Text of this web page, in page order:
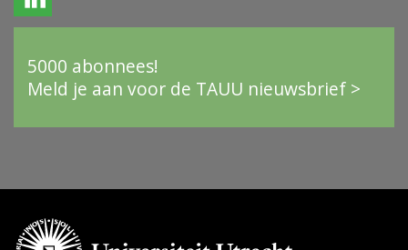
5000 abonnees!
Meld je aan voor de TAUU nieuwsbrief >